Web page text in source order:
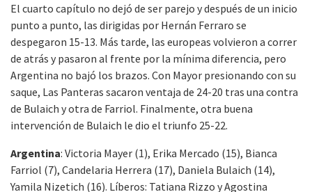
El cuarto capítulo no dejó de ser parejo y después de un inicio
punto a punto, las dirigidas por Hernán Ferraro se
despegaron 15-13. Más tarde, las europeas volvieron a correr
de atrás y pasaron al frente por la mínima diferencia, pero
Argentina no bajó los brazos. Con Mayor presionando con su
saque, Las Panteras sacaron ventaja de 24-20 tras una contra
de Bulaich y otra de Farriol. Finalmente, otra buena
intervención de Bulaich le dio el triunfo 25-22.
Argentina: Victoria Mayer (1), Erika Mercado (15), Bianca
Farriol (7), Candelaria Herrera (17), Daniela Bulaich (14),
Yamila Nizetich (16). Líberos: Tatiana Rizzo y Agostina